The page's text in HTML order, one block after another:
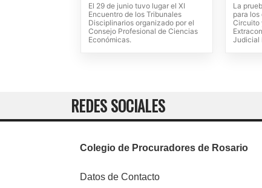
El 29 de junio tuvo lugar el XI
Encuentro de los Tribunales
Disciplinarios organizado por el
Consejo Profesional de Ciencias
Económicas.
La
para
Circuito
Judicial
REDES SOCIALES
Colegio de Procuradores de Rosario
Datos de Contacto